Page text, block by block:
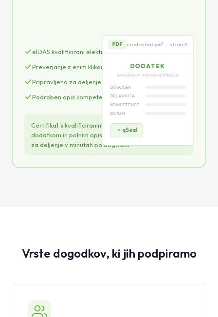
PDF credential.pdf — stran 2
DODATEK
podrobnosti mikrokvalifikacije
DOGODEK
DELAVNICA
KOMPETENCE
DATUM
qSeal
eIDAS kvalificirani elektronski pečat (qSeal)
Preverjanje z enim klikom
Pripravljeno za deljenje na LinkedInu
Podroben opis kompetenc
Certifikat s kvalificiranim elektronskim pečatom,
dodatkom in polnim opisom kompetenc — pripravljen
za deljenje v minutah po dogodku.
Vrste dogodkov, ki jih podpiramo